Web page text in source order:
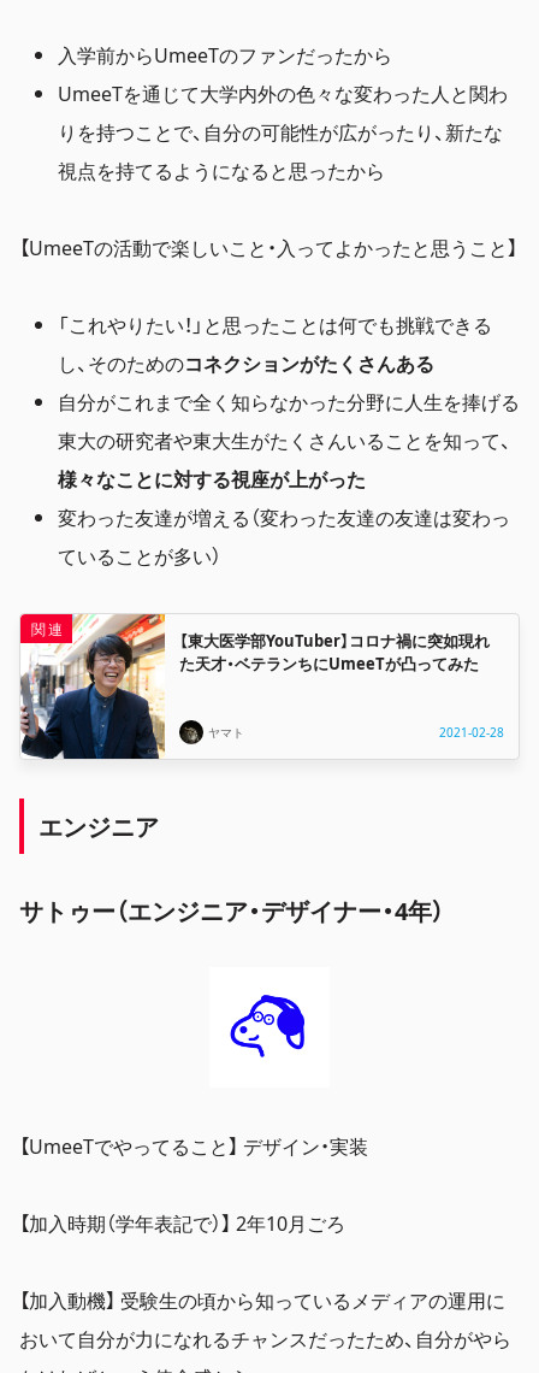
入学前からUmeeTのファンだったから
UmeeTを通じて大学内外の色々な変わった人と関わ
りを持つことで、自分の可能性が広がったり、新たな
視点を持てるようになると思ったから
【UmeeTの活動で楽しいこと・入ってよかったと思うこと】
「これやりたい！」と思ったことは何でも挑戦できる
し、そのためのコネクションがたくさんある
自分がこれまで全く知らなかった分野に人生を捧げる
東大の研究者や東大生がたくさんいることを知って、
様々なことに対する視座が上がった
変わった友達が増える（変わった友達の友達は変わっ
ていることが多い）
【東大医学部YouTuber】コロナ禍に突如現れ
た天才・ベテランちにUmeeTが凸ってみた
ヤマト 2021-02-28
エンジニア
サトゥー（エンジニア・デザイナー・4年）
【UmeeTでやってること】 デザイン・実装
【加入時期（学年表記で）】 2年10月ごろ
【加入動機】 受験生の頃から知っているメディアの運用に
おいて自分が力になれるチャンスだったため、自分がやら